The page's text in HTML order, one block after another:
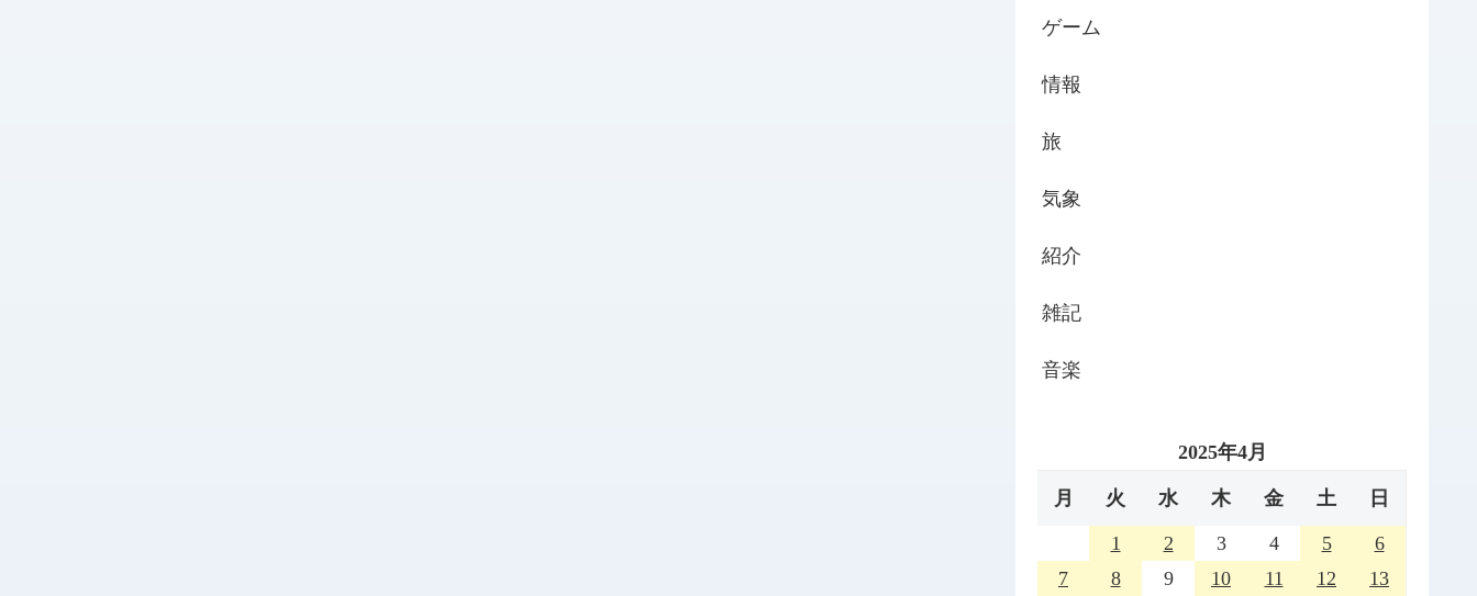
ゲーム
情報
旅
気象
紹介
雑記
音楽
2025年4月
月 火 水 木 金 土 日
1 2 3 4 5
6
7
8 9 10 11 12
13